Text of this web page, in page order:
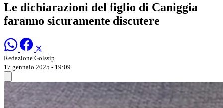
Le dichiarazioni del figlio di Caniggia
faranno sicuramente discutere
Redazione Golssip
17 gennaio 2025 - 19:09